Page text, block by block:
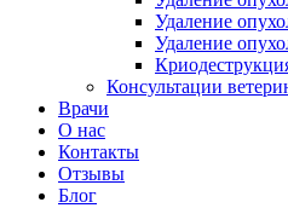
Удаление
Удаление
Консультации
Врачи
О нас
Контакты
Отзывы
Блог